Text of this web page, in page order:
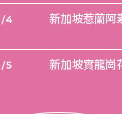
4 新加坡惹蘭阿
5 新加坡實龍崗